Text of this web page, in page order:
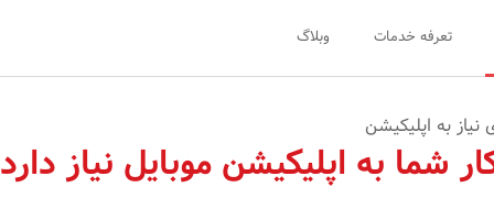
تعرفه خدمات وبلاگ
شما به اپلیکیشن موبایل نیاز دارد